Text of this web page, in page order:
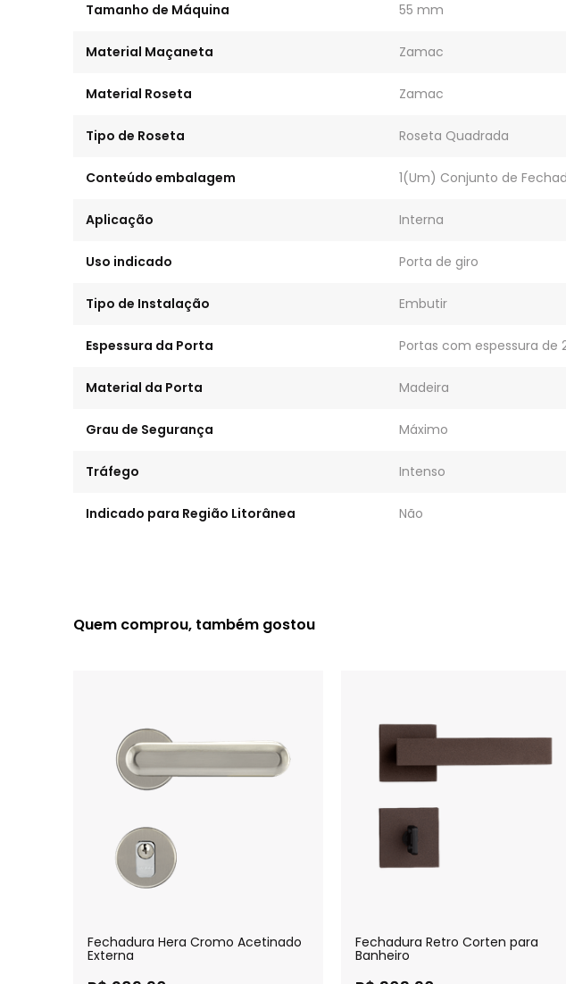
Tamanho de Máquina 55 mm
Material Maçaneta Zamac
Material Roseta Zamac
Tipo de Roseta Roseta Quadrada
Conteúdo embalagem 1(Um) Conjunto de
Aplicação Interna
Uso indicado Porta de giro
Tipo de Instalação Embutir
Espessura da Porta Portas com espessura de
Material da Porta Madeira
Grau de Segurança Máximo
Tráfego Intenso
Indicado para Região Litorânea Não
Quem comprou, também gostou
Fechadura Hera Cromo Acetinado
Externa
Fechadura Retro Corten para
Banheiro